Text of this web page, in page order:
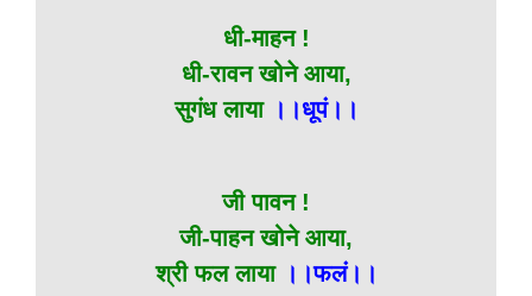
धी-माहन !
धी-रावन खोने आया,
सुगंध लाया ।।धूपं।।
जी पावन !
जी-पाहन खोने आया,
श्री फल लाया।।फलं।।